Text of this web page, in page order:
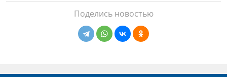
Поделись новостью